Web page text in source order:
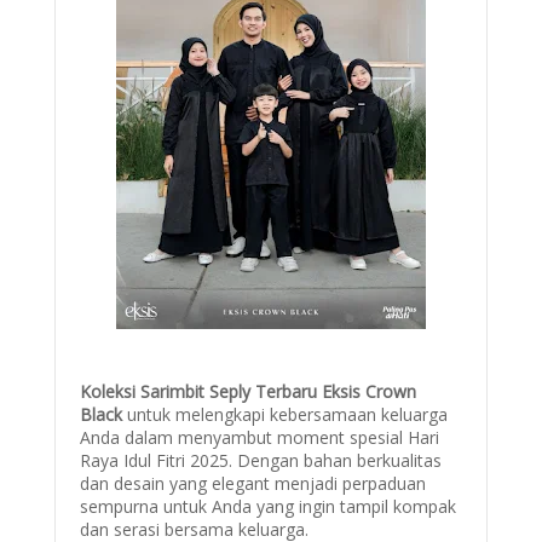
Koleksi Sarimbit Seply Terbaru Eksis Crown
Blackuntuk melengkapi kebersamaan keluarga
Anda dalam menyambut moment spesial Hari
Raya Idul Fitri 2025. Dengan bahan berkualitas
dan desain yang elegant menjadi perpaduan
sempurna untuk Anda yang ingin tampil kompak
dan serasi bersama keluarga.